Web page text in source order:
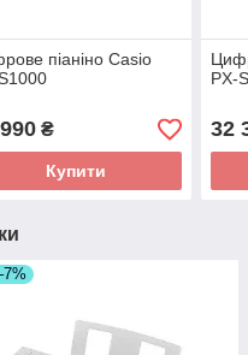
піаніно Casio
₴
Купити
PX-
32